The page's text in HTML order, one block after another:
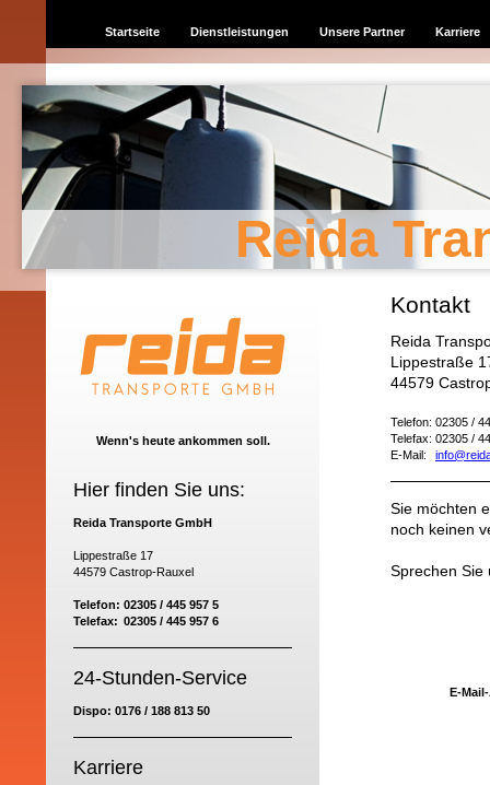
Startseite Dienstleistungen Unsere Partner Karriere
Reida
Wenn's heute ankommen soll.
Hier finden Sie uns:
Reida Transporte GmbH
Lippestraße 17
44579 Castrop-Rauxel
Telefon: 02305 / 445 957 5
Telefax: 02305 / 445 957 6
24-Stunden-Service
Dispo: 0176 / 188 813 50
Karriere
Kontakt
Reida
Lippestraße
44579
Telefon: 02305 /
Telefax: 02305 /
E-Mail:
Sie möchten
noch keinen
Sprechen Sie
E-